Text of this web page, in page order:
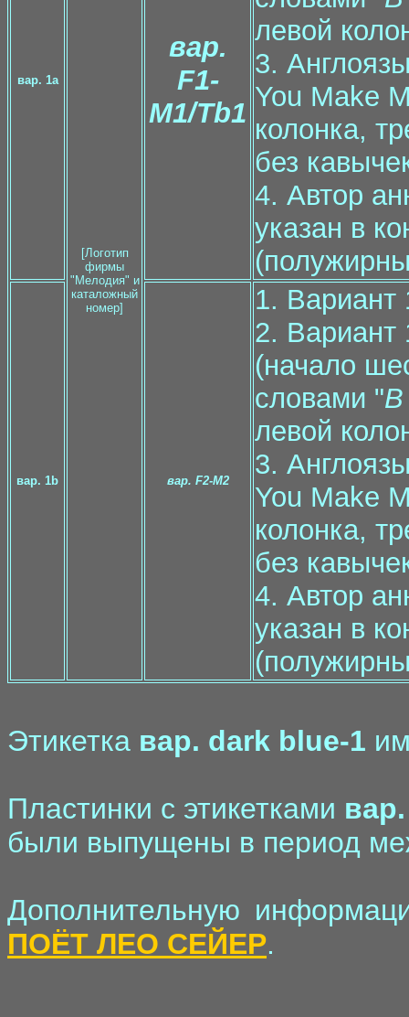
вар. 1a
[Логотип
фирмы
"Мелодия" и
каталожный
номер]
вар.
F1-
М1/Tb1
левой
3.
You Make
колонка,
без
4. Автор
указан в
вар. 1b вар. F2-М2
1. Вариант
2. Вариант
(начало
словами "В
левой
3.
You Make
колонка,
без
4. Автор
указан в
Этикетка вар. dark blue-1
Пластинки с этикетками
были выпущены в период
Дополнительную
ПОЁТ ЛЕО СЕЙЕР.